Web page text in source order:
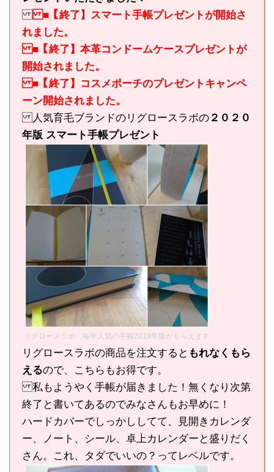
■【終了】スマート手帳プレゼントが開始さ
れました。
■【終了】本革コンドームケースプレゼントが
開始されました。
■【終了】コスメポーチのプレゼントキャンペ
ーン開始されました。
人気育毛ブランドのリグロースラボの ２０２０
年版 スマート手帳プレゼント
リグロースラボ 毎年人気の手帳2019年版がもらえます
リグロースラボの商品を注文すると もれなくもら
えるので、こちらもお得です。
私もようやく手帳が届きました！無くなり次第
終了と書いてあるのでみなさんもお早めに！
ハードカバーでしっかししてて、見開きカレンダ
ー、ノート、シール、卓上カレンダーと盛りだく
さん。これ、タダでいいの？ってレベルです。